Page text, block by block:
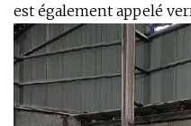
est également appelé